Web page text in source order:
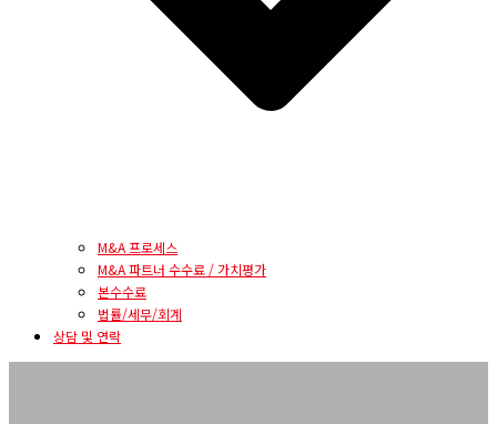
M&A 프로세스
M&A 파트너 수수료 / 가치평가
본수수료
법률/세무/회계
상담 및 연락